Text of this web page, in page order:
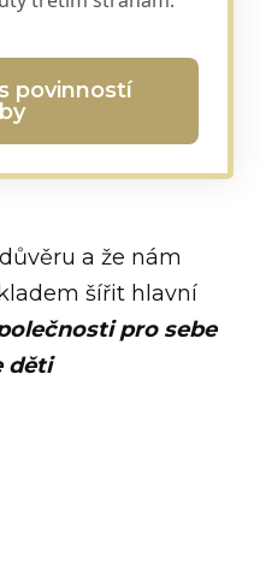
povinností
a že nám
šířit hlavní
pro sebe
děti